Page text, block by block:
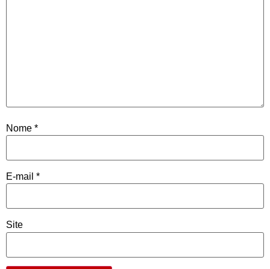
Nome *
E-mail *
Site